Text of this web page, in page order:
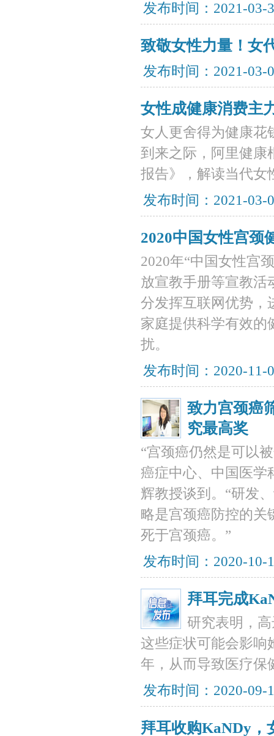
发布时间：2021-
致敬女性力量！女
发布时间：2021-
女性成健康消费主
女人更舍得为健康花
到来之际，阿里健康
报告》，解读当代女
发布时间：2021-
2020中国女性宫颈
2020年“中国女性宫
放宣教手册等宣教活
分发挥互联网优势，
家庭提供科学有效的
扰。
发布时间：2020-
致力宫颈癌
究最高奖
“宫颈癌仍然是可以
癌症中心、中国医学
辉教授谈到。“研发
略是宫颈癌防控的关
死于宫颈癌。”
发布时间：2020-
拜耳完成
研究表明，
这些症状可能会影响
年，从而导致医疗保
发布时间：2020-
拜耳收购KaNDy，